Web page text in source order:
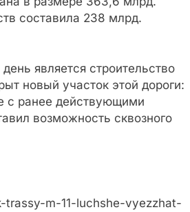
составила 238 млрд.
является строительство
новый участок этой дороги:
с ранее действующими
возможность сквозного
m-11-luchshe-vyezzhat-